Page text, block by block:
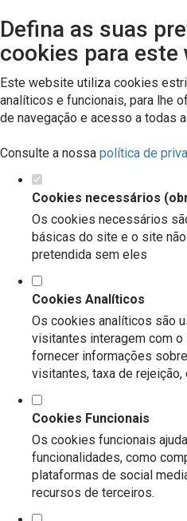
Defina as suas
cookies para este
Este website utiliza cookies
analíticos e funcionais, para lhe
de navegação e acesso a todas
Consulte a nossa política de
Cookies necessários
Os cookies necessários
básicas do site e o site
pretendida sem eles
Cookies Analíticos
Os cookies analíticos são
visitantes interagem com
fornecer informações
visitantes, taxa de
Cookies Funcionais
Os cookies funcionais
funcionalidades, como
plataformas de social
recursos de terceiros.